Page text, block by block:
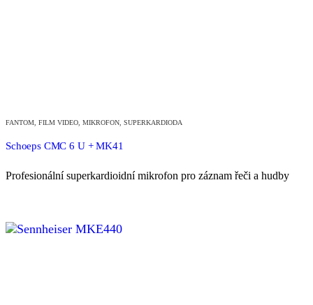
FANTOM, FILM VIDEO, MIKROFON, SUPERKARDIODA
Schoeps CMC 6 U + MK41
Profesionální superkardioidní mikrofon pro záznam řeči a hudby